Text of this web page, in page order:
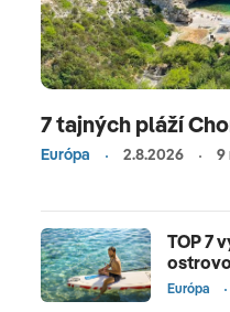
7 tajných pláží
Európa 2.8.2026 9
TOP 7
Európa